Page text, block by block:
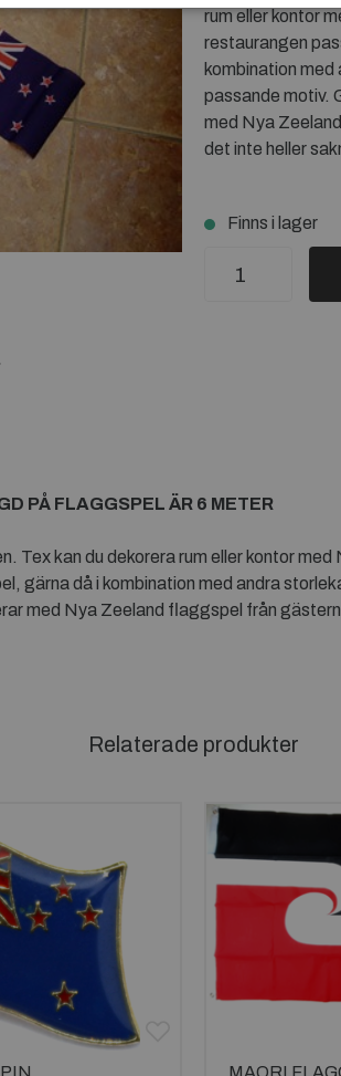
rum eller kontor
restaurangen
kombination
passande motiv.
med Nya
det inte heller
Finns i lager
PÅ FLAGGSPEL ÄR 6 METER
Tex kan du dekorera rum eller kontor
gärna då i kombination med andra
med Nya Zeeland flaggspel från
Relaterade produkter
MAORI